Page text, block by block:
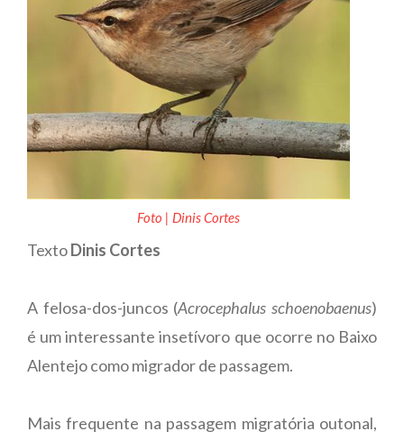
Foto | Dinis Cortes
TextoDinis Cortes
A felosa-dos-juncos (Acrocephalus schoenobaenus)
é um interessante insetívoro que ocorre no Baixo
Alentejo como migrador de passagem.
Mais frequente na passagem migratória outonal,